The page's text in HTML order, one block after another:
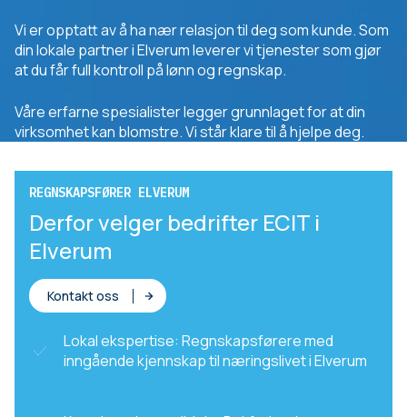
Vi er opptatt av å ha nær relasjon til deg som kunde. Som
din lokale partner i Elverum leverer vi tjenester som gjør
at du får full kontroll på lønn og regnskap.
Våre erfarne spesialister legger grunnlaget for at din
virksomhet kan blomstre. Vi står klare til å hjelpe deg.
REGNSKAPSFØRER ELVERUM
Derfor velger bedrifter ECIT i
Elverum
Kontakt oss
Lokal ekspertise: Regnskapsførere med
inngående kjennskap til næringslivet i Elverum